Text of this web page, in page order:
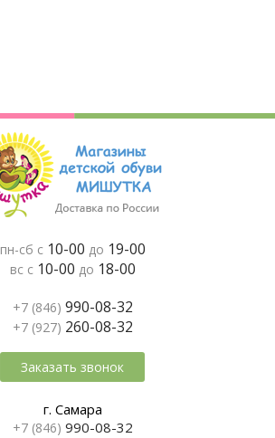
пн-сб с 10-00 до 19-00
вс с 10-00 до 18-00
+7 (846) 990-08-32
+7 (927) 260-08-32
Заказать звонок
г. Самара
+7 (846) 990-08-32